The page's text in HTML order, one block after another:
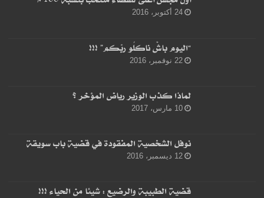
24 أكتوبر، 2016
“اليوم باشْ ناكلُو ربّكم” !!!
22 نوفمبر، 2016
لماذا كذب الوزير رياض المؤخر ؟
10 مارس، 2017
نوفل الشخصية المفقودة في قضية باب سويقة
12 ديسمبر، 2016
قضية الطبيبة والرضيع : شيئا من الحياء !!!